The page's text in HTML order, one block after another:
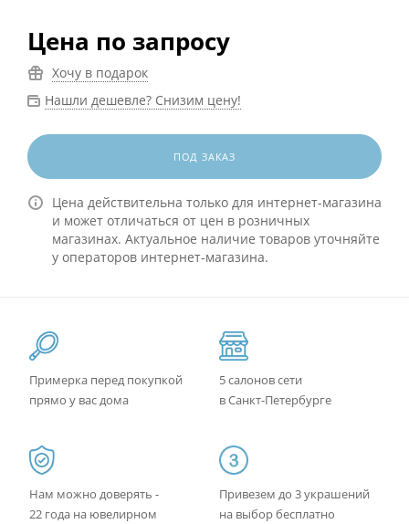
Цена по запросу
Хочу в подарок
Нашли дешевле? Снизим цену!
ПОД ЗАКАЗ
Цена действительна только для интернет-магазина
и может отличаться от цен в розничных
магазинах. Актуальное наличие товаров уточняйте
у операторов интернет-магазина.
Примерка перед покупкой
прямо у вас дома
5 салонов сети
в Санкт-Петербурге
Нам можно доверять -
22 года на ювелирном
Привезем до 3 украшений
на выбор бесплатно